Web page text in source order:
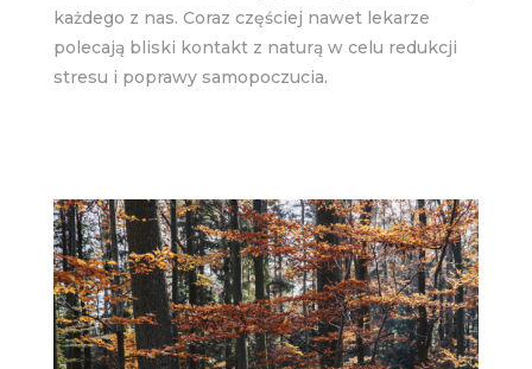
każdego z nas. Coraz częściej nawet lekarze
polecają bliski kontakt z naturą w celu redukcji
stresu i poprawy samopoczucia.